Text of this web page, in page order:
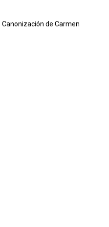
de Carmen